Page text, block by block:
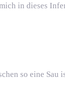
in dieses
so eine Sau